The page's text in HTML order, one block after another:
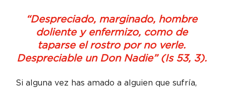
“Despreciado, marginado, hombre
doliente y enfermizo, como de
taparse el rostro por no verle.
Despreciable un Don Nadie” (Is 53, 3).
Si alguna vez has amado a alguien que sufría,